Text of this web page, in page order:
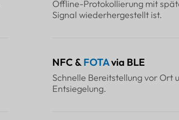
Offline-Protokollierung mit
Signal wiederhergestellt ist.
NFC &FOTAvia BLE
Schnelle Bereitstellung vor Ort
Entsiegelung.